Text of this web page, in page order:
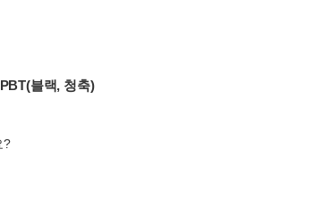
블랙, 청축)
?